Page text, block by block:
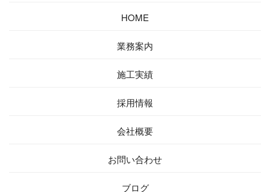
HOME
業務案内
施工実績
採用情報
会社概要
お問い合わせ
ブログ